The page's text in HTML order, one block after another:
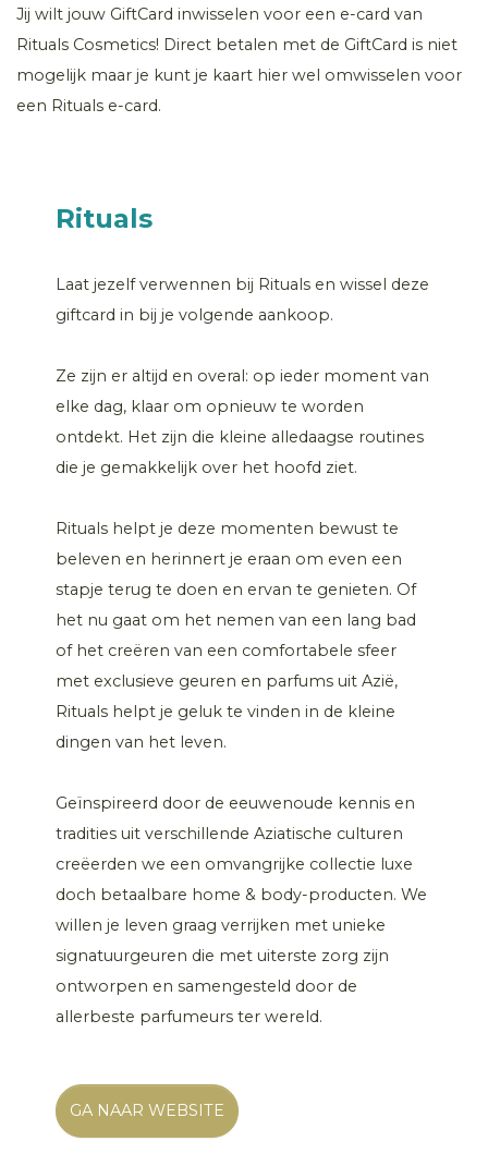
Jij wilt jouw GiftCard inwisselen voor een e-card van
Rituals Cosmetics! Direct betalen met de GiftCard is niet
mogelijk maar je kunt je kaart hier wel omwisselen voor
een Rituals e-card.
Rituals
Laat jezelf verwennen bij Rituals en wissel deze
giftcard in bij je volgende aankoop.
Ze zijn er altijd en overal: op ieder moment van
elke dag, klaar om opnieuw te worden
ontdekt. Het zijn die kleine alledaagse routines
die je gemakkelijk over het hoofd ziet.
Rituals helpt je deze momenten bewust te
beleven en herinnert je eraan om even een
stapje terug te doen en ervan te genieten. Of
het nu gaat om het nemen van een lang bad
of het creëren van een comfortabele sfeer
met exclusieve geuren en parfums uit Azië,
Rituals helpt je geluk te vinden in de kleine
dingen van het leven.
Geïnspireerd door de eeuwenoude kennis en
tradities uit verschillende Aziatische culturen
creëerden we een omvangrijke collectie luxe
doch betaalbare home & body-producten. We
willen je leven graag verrijken met unieke
signatuurgeuren die met uiterste zorg zijn
ontworpen en samengesteld door de
allerbeste parfumeurs ter wereld.
GA NAAR WEBSITE